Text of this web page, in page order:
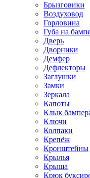
Брызговики
Воздуховод
Горловина
Губа на
Дверь
Дворники
Демфер
Дефлекторы
Заглушки
Замки
Зеркала
Капоты
Клык
Ключи
Колпаки
Крепёж
Кронштейны
Крылья
Крыша
Крюк